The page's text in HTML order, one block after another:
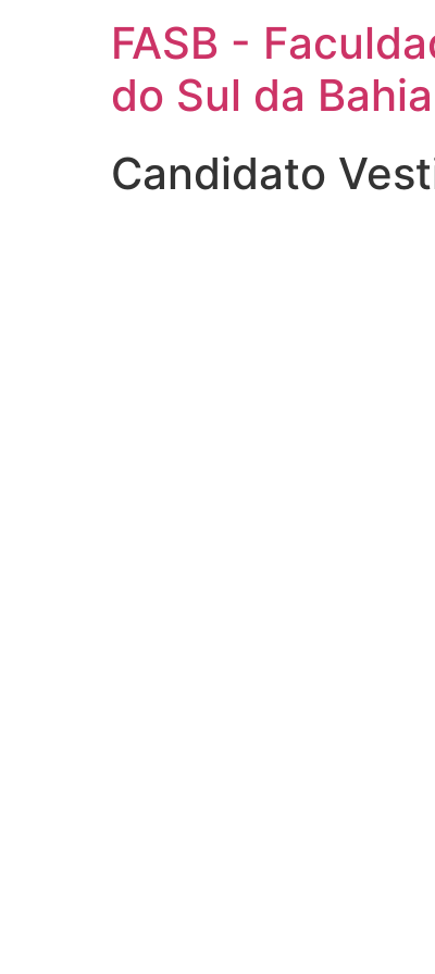
FASB -
do Sul da Bahia
Candidato